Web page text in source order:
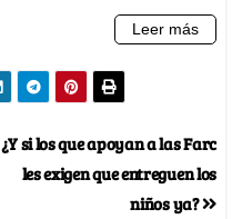
¿Y si los que apoyan a las Farc
les exigen que entreguen los
niños ya?